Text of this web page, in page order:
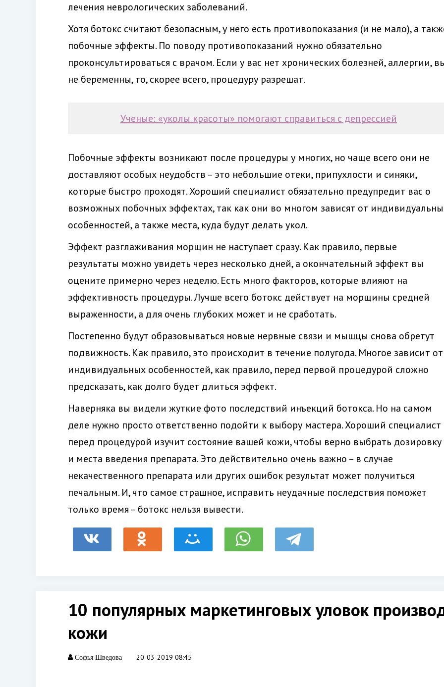
лечения неврологических заболеваний.
Хотя ботокс считают безопасным, у него есть противопоказания (и не мало), а
побочные эффекты. По поводу противопоказаний нужно обязательно
проконсультироваться с врачом. Если у вас нет хронических болезней, аллергии,
не беременны, то, скорее всего, процедуру разрешат.
Ученые: «уколы красоты» помогают справиться с депрессией
Побочные эффекты возникают после процедуры у многих, но чаще всего они не
доставляют особых неудобств – это небольшие отеки, припухлости и синяки,
которые быстро проходят. Хороший специалист обязательно предупредит вас о
возможных побочных эффектах, так как они во многом зависят от
особенностей, а также места, куда будут делать укол.
Эффект разглаживания морщин не наступает сразу. Как правило, первые
результаты можно увидеть через несколько дней, а окончательный эффект вы
оцените примерно через неделю. Есть много факторов, которые влияют на
эффективность процедуры. Лучше всего ботокс действует на морщины средней
выраженности, а для очень глубоких может и не сработать.
Постепенно будут образовываться новые нервные связи и мышцы снова обретут
подвижность. Как правило, это происходит в течение полугода. Многое зависит от
индивидуальных особенностей, как правило, перед первой процедурой сложно
предсказать, как долго будет длиться эффект.
Наверняка вы видели жуткие фото последствий инъекций ботокса. Но на самом
деле нужно просто ответственно подойти к выбору мастера. Хороший специалист
перед процедурой изучит состояние вашей кожи, чтобы верно выбрать дозировку
и места введения препарата. Это действительно очень важно – в случае
некачественного препарата или других ошибок результат может получиться
печальным. И, что самое страшное, исправить неудачные последствия поможет
только время – ботокс нельзя вывести.
10 популярных маркетинговых уловок
кожи
Софья Шведова 20-03-2019 08:45